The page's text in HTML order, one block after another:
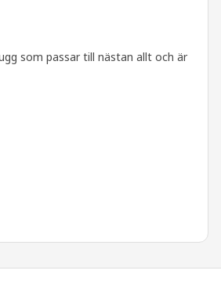
5 stjärnor.
som passar till nästan allt och är